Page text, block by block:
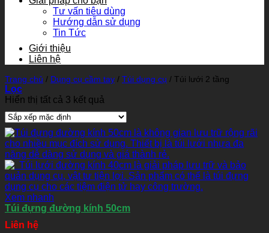
Tư vấn tiêu dùng
Hướng dẫn sử dụng
Tin Tức
Giới thiệu
Liên hệ
Trang chủ / Dụng cụ cầm tay / Túi dụng cụ / Túi lưới 2 tầng
Lọc
Hiển thị tất cả 3 kết quả
Xem nhanh
Túi đựng đường kính 50cm
Liên hệ